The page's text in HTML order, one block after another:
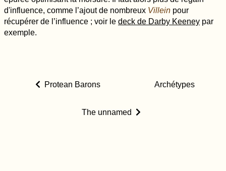
d'influence, comme l’ajout de nombreux Villein pour
récupérer de l’influence ; voir le deck de Darby Keeney par
exemple.
Protean Barons Archétypes
The unnamed